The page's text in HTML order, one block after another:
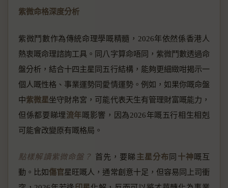
紫微命格深度分析
紫微鬥數作為傳統命理學嘅精髓，2026年依然係香港人
熱衷嘅命理諮詢工具。同八字算命唔同，紫微鬥數透過命
盤分析，結合十四主星同五行結構，能夠更細緻咁揭示一
個人嘅性格、事業運勢同愛情運勢。例如，如果你嘅命盤
中紫微星坐守財帛宮，可能代表天生有管理財富嘅能力，
但係都要睇埋流年嘅影響，因為2026年嘅五行相生相剋
可能會改變原有嘅格局。
點樣解讀紫微命盤？ 首先，要睇 主星分布同 十神嘅互
動。比如傷官星旺嘅人，通常創意十足，但容易同上司衝